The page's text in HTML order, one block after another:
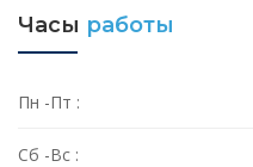
Часы работы
Пн -Пт :
Сб -Вс :